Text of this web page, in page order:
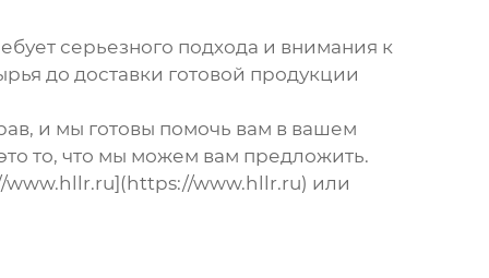
серьезного подхода и внимания к
до доставки готовой продукции
и мы готовы помочь вам в вашем
то, что мы можем вам предложить.
www.hllr.ru) или